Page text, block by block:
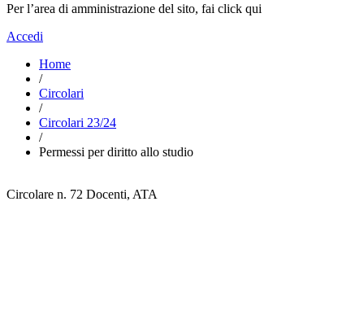
Per l’area di amministrazione del sito, fai click qui
Accedi
Home
/
Circolari
/
Circolari 23/24
/
Permessi per diritto allo studio
Circolare n. 72 Docenti, ATA